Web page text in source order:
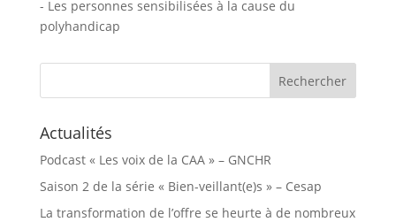
- Les personnes sensibilisées à la cause du
polyhandicap
Rechercher :
Actualités
Podcast « Les voix de la CAA » – GNCHR
Saison 2 de la série « Bien-veillant(e)s » – Cesap
La transformation de l’offre se heurte à de nombreux